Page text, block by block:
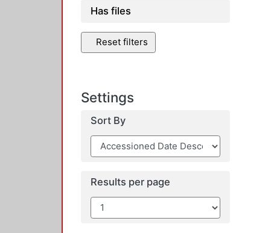
Has files
Reset filters
Settings
Sort By
Results per page